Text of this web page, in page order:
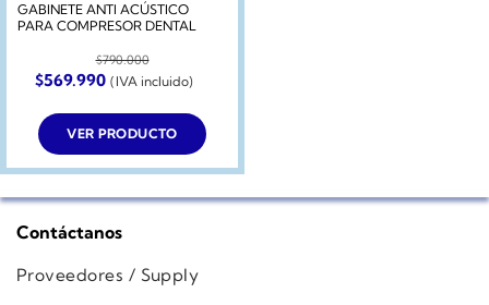
GABINETE ANTI ACÚSTICO
PARA COMPRESOR DENTAL
$790.000
El
precio
original
era:
$790.000.
$569.990El
precio
actual
es:
$569.990.
(IVA incluido)
VER PRODUCTO
Contáctanos
Proveedores / Supply